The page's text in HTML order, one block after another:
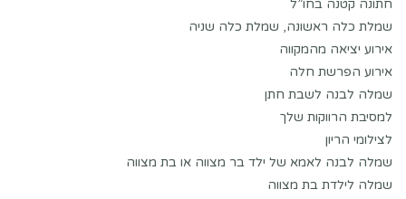
חתונה קטנה בחו”ל
שמלת כלה ראשונה, שמלת כלה שניה
אירוע יציאה מהמקווה
אירוע הפרשת חלה
שמלה לבנה לשבת חתן
למסיבת הרווקות שלך
לצילומי הריון
שמלה לבנה לאמא של ילד בר מצווה או בת מצווה
שמלה לילדת בת מצווה